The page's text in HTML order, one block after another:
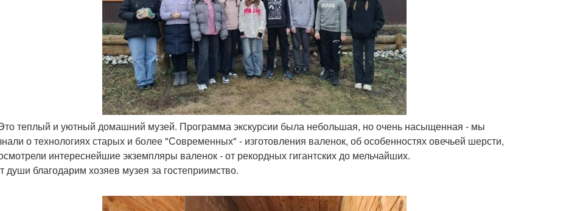
теплый и уютный домашний музей. Программа экскурсии была небольшая, но очень насыщенная - мы
о технологиях старых и более "Современных" - изготовления валенок, об особенностях овечьей шерсти,
интереснейшие экземпляры валенок - от рекордных гигантских до мельчайших.
души благодарим хозяев музея за гостеприимство.